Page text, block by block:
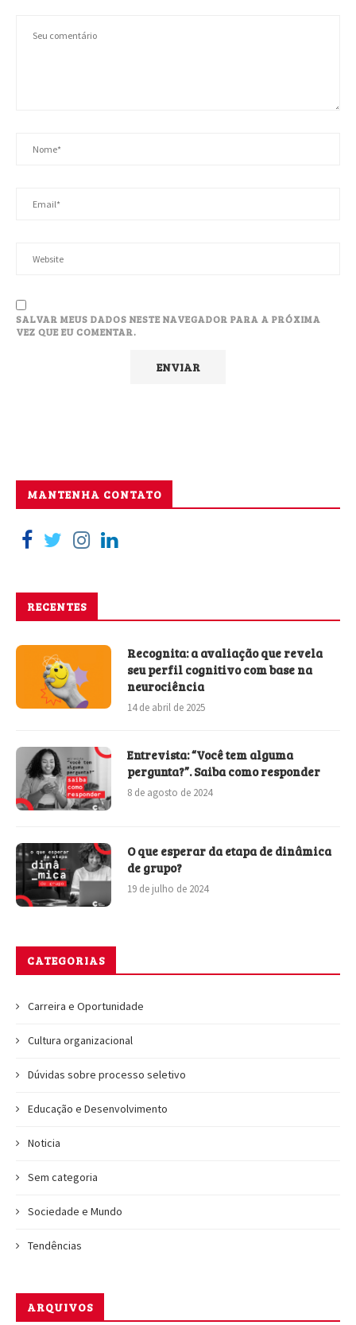
SALVAR MEUS DADOS NESTE NAVEGADOR PARA A PRÓXIMA
VEZ QUE EU COMENTAR.
MANTENHA CONTATO
RECENTES
Recognita: a avaliação que revela
seu perfil cognitivo com base na
neurociência
14 de abril de 2025
Entrevista: “Você tem alguma
pergunta?”. Saiba como responder
8 de agosto de 2024
O que esperar da etapa de dinâmica
de grupo?
19 de julho de 2024
CATEGORIAS
Carreira e Oportunidade
Cultura organizacional
Dúvidas sobre processo seletivo
Educação e Desenvolvimento
Noticia
Sem categoria
Sociedade e Mundo
Tendências
ARQUIVOS